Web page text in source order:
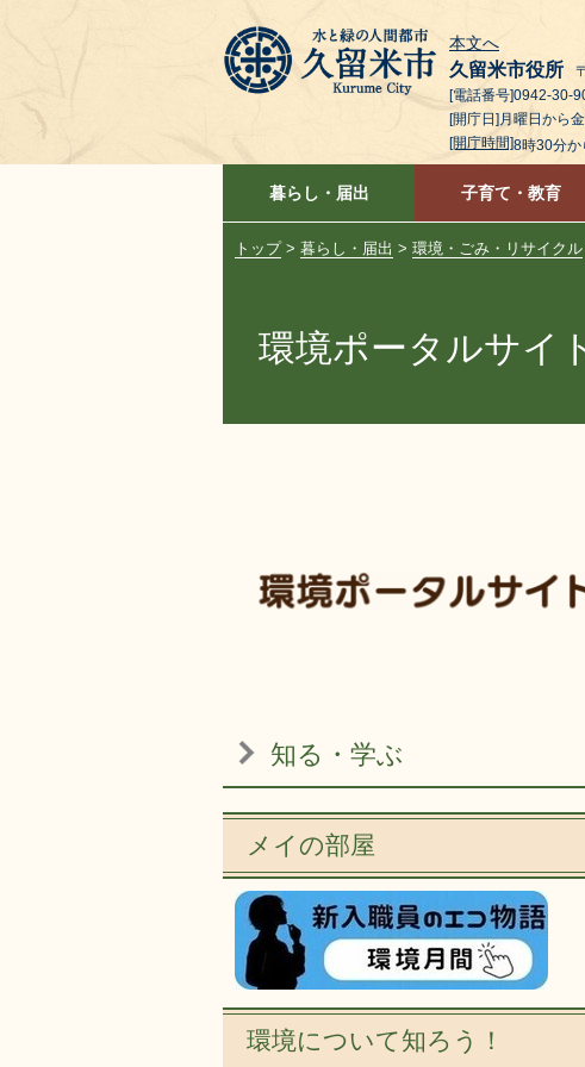
本文へ
久留米市役所
[電話番号]0942-30-
[開庁日]月曜日から
[開庁時間]8時30分か
暮らし・届出 子育て・教育
トップ> 暮らし・届出 > 環境・ごみ・リサイクル
環境ポータルサイ
知る・学ぶ
メイの部屋
環境について知ろう！